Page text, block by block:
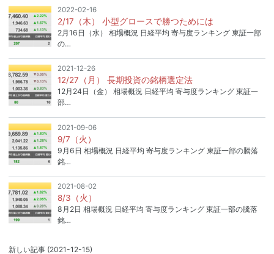
2022-02-16
2/17（木） 小型グロースで勝つためには
2月16日（水） 相場概況 日経平均 寄与度ランキング 東証一部
の…
2021-12-26
12/27（月） 長期投資の銘柄選定法
12月24日（金） 相場概況 日経平均 寄与度ランキング 東証一
部…
2021-09-06
9/7（火）
9月6日 相場概況 日経平均 寄与度ランキング 東証一部の騰落
銘…
2021-08-02
8/3（火）
8月2日 相場概況 日経平均 寄与度ランキング 東証一部の騰落
銘…
新しい記事 (2021-12-15)